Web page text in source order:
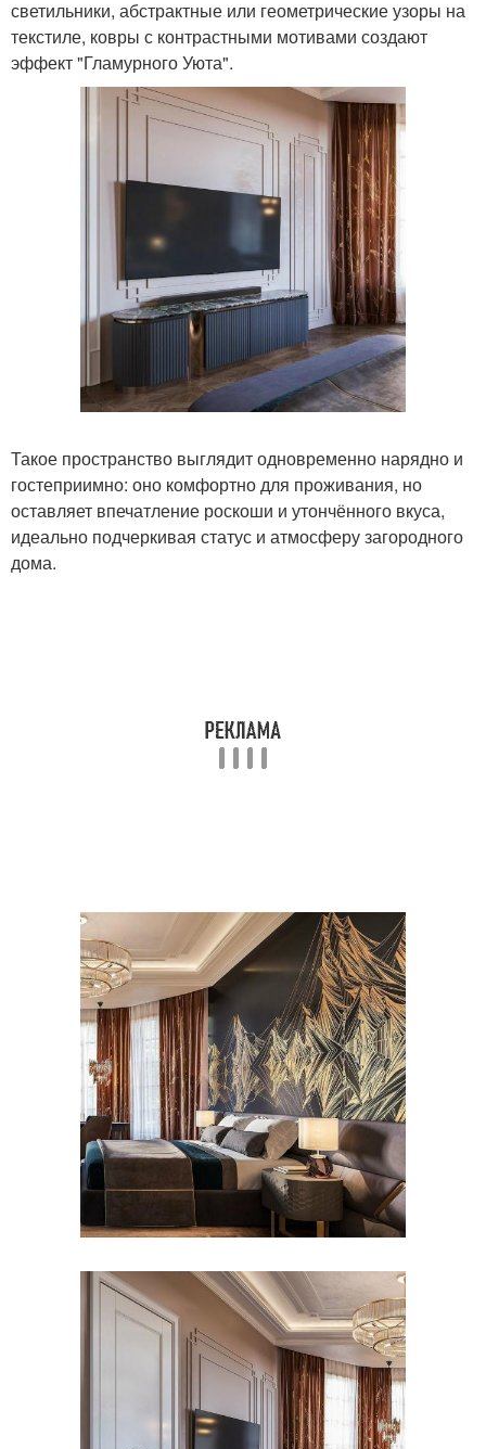
светильники, абстрактные или геометрические узоры на
текстиле, ковры с контрастными мотивами создают
эффект "Гламурного Уюта".
Такое пространство выглядит одновременно нарядно и
гостеприимно: оно комфортно для проживания, но
оставляет впечатление роскоши и утончённого вкуса,
идеально подчеркивая статус и атмосферу загородного
дома.